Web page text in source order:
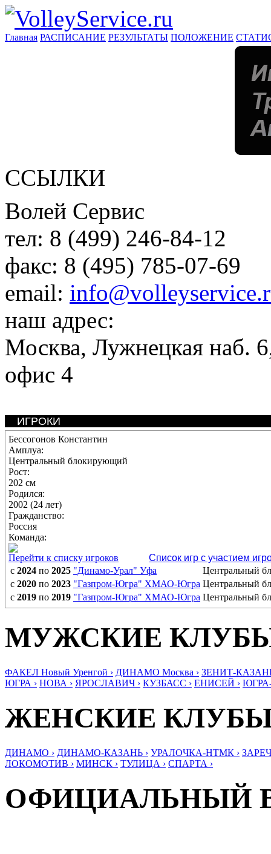
Главная РАСПИСАНИЕ РЕЗУЛЬТАТЫ ПОЛОЖЕНИЕ
ССЫЛКИ
Волей Сервис
тел: 8 (499) 246-84-12
факс: 8 (495) 785-07-69
email:
наш адрес:
Москва, Лужнецкая наб.
офис 4
ИГРОКИ
Бессогонов Константин
Амплуа:
Центральный блокирующий
Рост:
202 см
Родился:
2002 (24 лет)
Гражданство:
Россия
Команда:
Перейти к списку игроков
Список игр с участием
с 2024 по 2025 "Динамо-Урал" Уфа
Центральный
с 2020 по 2023 "Газпром-Югра" ХМАО-Югра Центральный
с 2019 по 2019 "Газпром-Югра" ХМАО-Югра Центральный
МУЖСКИЕ
ФАКЕЛ Новый Уренгой › ДИНАМО Москва › ЗЕНИТ-
ЮГРА › НОВА › ЯРОСЛАВИЧ › КУЗБАСС › ЕНИСЕЙ ›
ЖЕНСКИЕ
ДИНАМО › ДИНАМО-КАЗАНЬ › УРАЛОЧКА-НТМК ›
ЛОКОМОТИВ › МИНСК › ТУЛИЦА › СПАРТА ›
ОФИЦИАЛЬНЫЙ